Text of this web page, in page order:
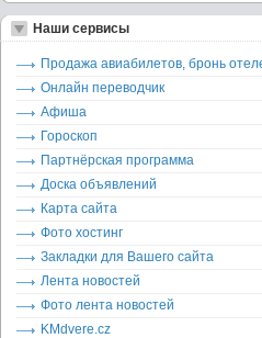
Наши сервисы
Продажа авиабилетов, бронь
Онлайн переводчик
Афиша
Гороскоп
Партнёрская программа
Доска объявлений
Карта сайта
Фото хостинг
Закладки для Вашего сайта
Лента новостей
Фото лента новостей
KMdvere.cz